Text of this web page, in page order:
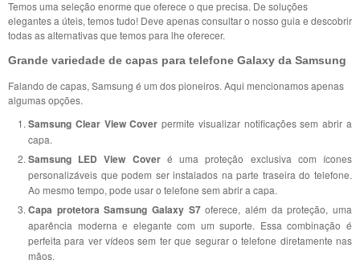
Temos uma seleção enorme que oferece o que precisa. De soluções
elegantes a úteis, temos tudo! Deve apenas consultar o nosso guia e descobrir
todas as alternativas que temos para lhe oferecer.
Grande variedade de capas para telefone Galaxy da Samsung
Falando de capas, Samsung é um dos pioneiros. Aqui mencionamos apenas
algumas opções.
Samsung Clear View Cover permite visualizar notificações sem abrir a
capa.
Samsung LED View Coveré uma proteção exclusiva com ícones
personalizáveis que podem ser instalados na parte traseira do telefone.
Ao mesmo tempo, pode usar o telefone sem abrir a capa.
Capa protetora Samsung Galaxy S7oferece, além da proteção, uma
aparência moderna e elegante com um suporte. Essa combinação é
perfeita para ver vídeos sem ter que segurar o telefone diretamente nas
mãos.